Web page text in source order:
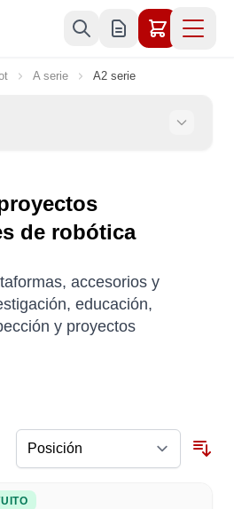
A serie A2 serie
de robótica
accesorios y
educación,
y proyectos